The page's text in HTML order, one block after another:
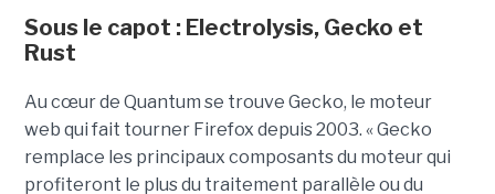
Sous le capot : Electrolysis, Gecko et
Rust
Au cœur de Quantum se trouve Gecko, le moteur
web qui fait tourner Firefox depuis 2003. « Gecko
remplace les principaux composants du moteur qui
profiteront le plus du traitement parallèle ou du